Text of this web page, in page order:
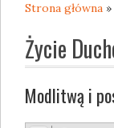
Jesteś tutaj
Strona główna »
Życie
Modlitwą i